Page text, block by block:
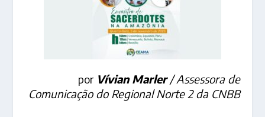
por Vívian Marler/ Assessora de
Comunicação do Regional Norte 2 da CNBB